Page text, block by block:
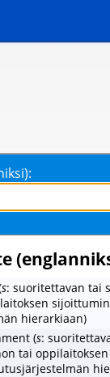
s: suoritettavan tai
hierarkiaan)
(s:
tai